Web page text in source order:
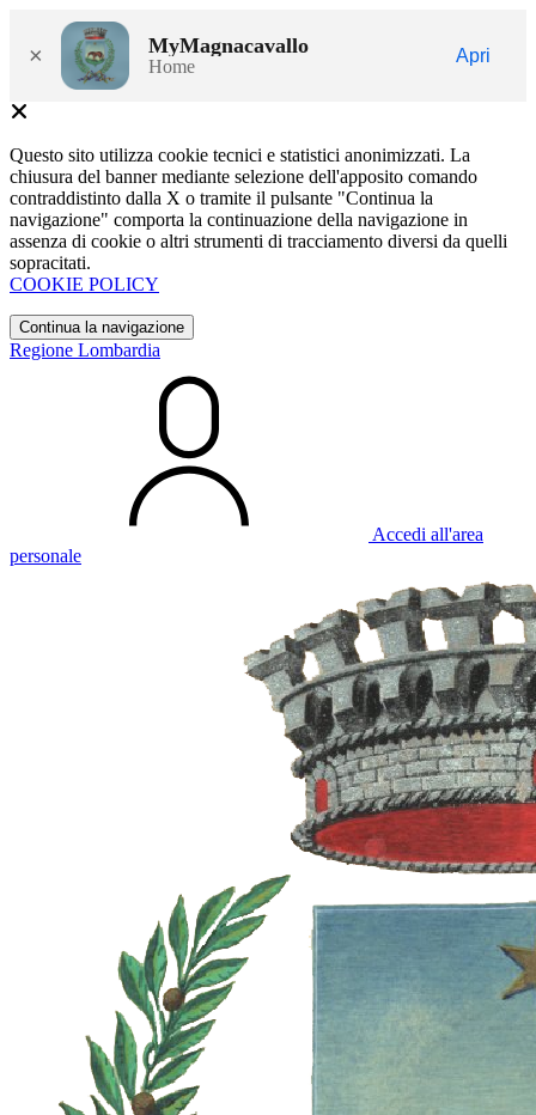
× MyMagnacavallo
Home
Apri
Questo sito utilizza cookie tecnici e statistici anonimizzati. La
chiusura del banner mediante selezione dell'apposito comando
contraddistinto dalla X o tramite il pulsante "Continua la
navigazione" comporta la continuazione della navigazione in
assenza di cookie o altri strumenti di tracciamento diversi da quelli
sopracitati.
COOKIE POLICY
Continua la navigazione
Regione Lombardia
Accedi all'area
personale